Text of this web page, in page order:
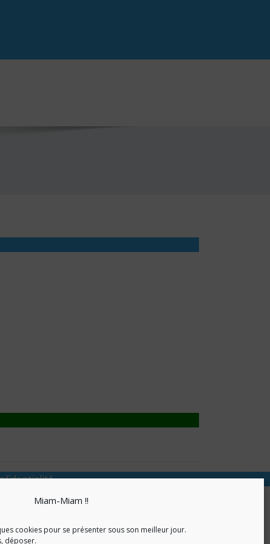
Miam-Miam !!
cookies pour se présenter sous son meilleur jour.
déposer.